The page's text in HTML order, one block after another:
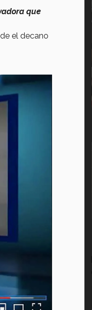
que
el decano